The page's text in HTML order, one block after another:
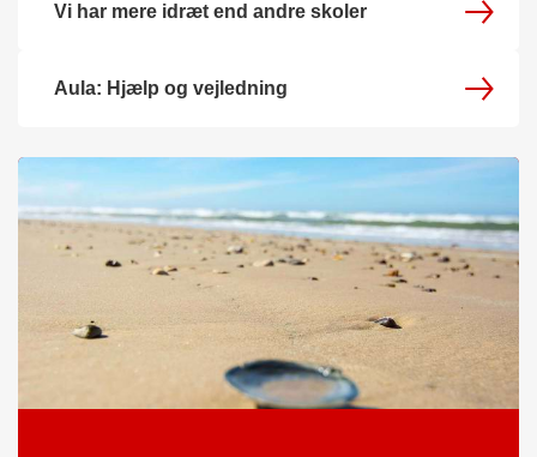
Vi har mere idræt end andre skoler
Aula: Hjælp og vejledning